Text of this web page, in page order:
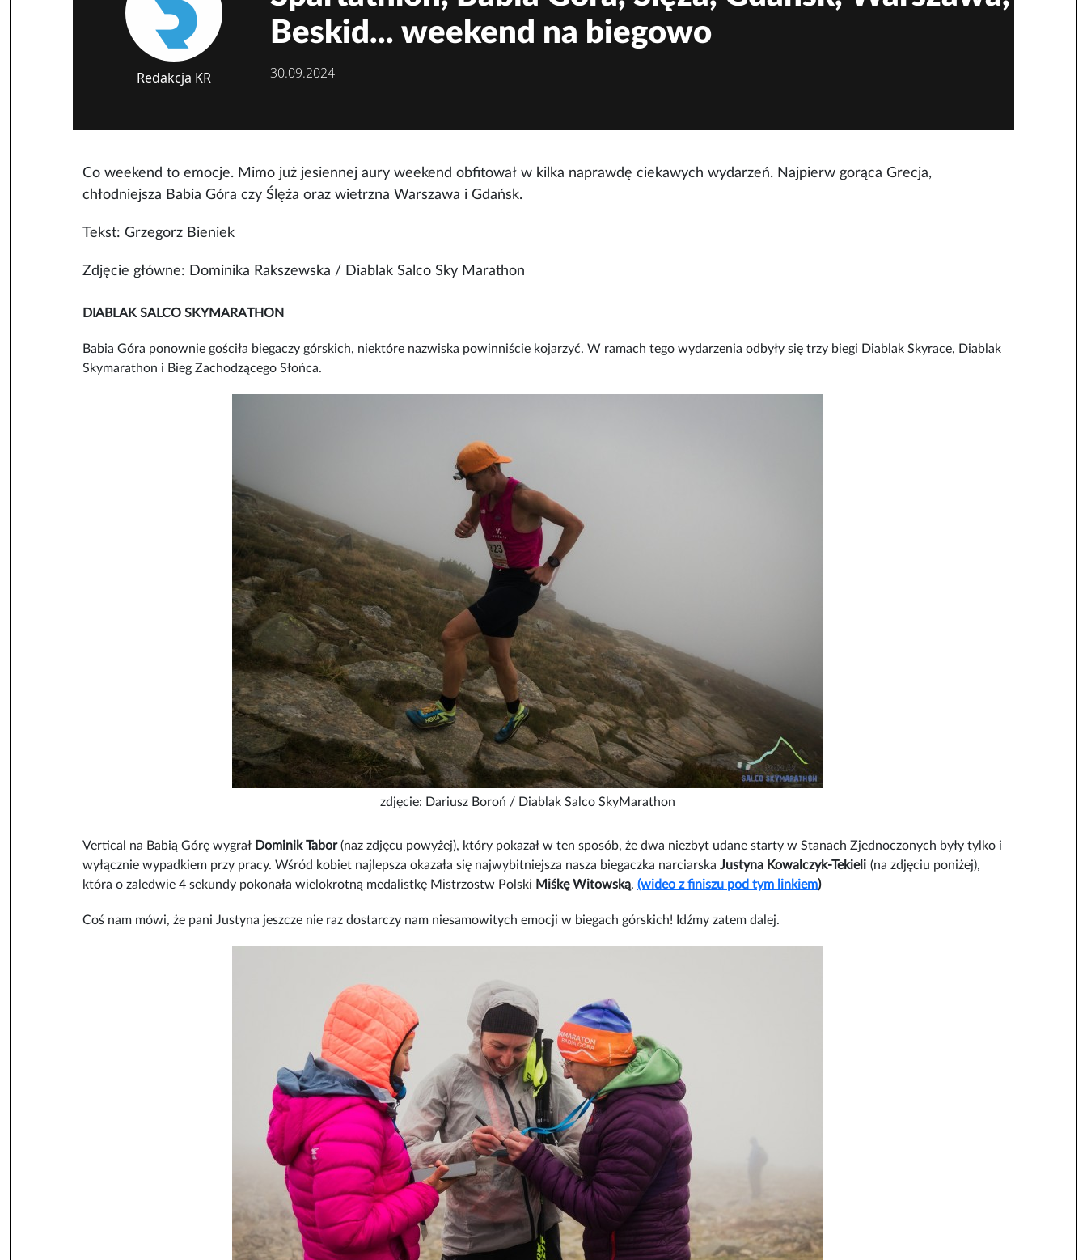
Redakcja KR
Beskid... weekend na biegowo
30.09.2024
Co weekend to emocje. Mimo już jesiennej aury weekend obfitował w kilka naprawdę ciekawych wydarzeń. Najpierw gorąca Grecja,
chłodniejsza Babia Góra czy Ślęża oraz wietrzna Warszawa i Gdańsk.
Tekst: Grzegorz Bieniek
Zdjęcie główne: Dominika Rakszewska / Diablak Salco Sky Marathon
DIABLAK SALCO SKYMARATHON
Babia Góra ponownie gościła biegaczy górskich, niektóre nazwiska powinniście kojarzyć. W ramach tego wydarzenia odbyły się trzy biegi Diablak Skyrace, Diablak
Skymarathon i Bieg Zachodzącego Słońca.
zdjęcie: Dariusz Boroń / Diablak Salco SkyMarathon
Vertical na Babią Górę wygrał Dominik Tabor(naz zdjęcu powyżej), który pokazał w ten sposób, że dwa niezbyt udane starty w Stanach Zjednoczonych były tylko i
wyłącznie wypadkiem przy pracy. Wśród kobiet najlepsza okazała się najwybitniejsza nasza biegaczka narciarska Justyna Kowalczyk-Tekieli (na zdjęciu poniżej),
która o zaledwie 4 sekundy pokonała wielokrotną medalistkę Mistrzostw Polski Miśkę Witowską. (wideo z finiszu pod tym linkiem)
Coś nam mówi, że pani Justyna jeszcze nie raz dostarczy nam niesamowitych emocji w biegach górskich! Idźmy zatem dalej.